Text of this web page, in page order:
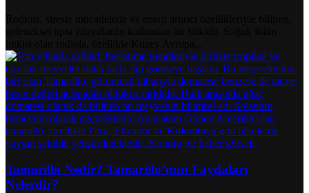
Tamarillo Nedir? Tamarillo’nun Faydaları
Nelerdir?